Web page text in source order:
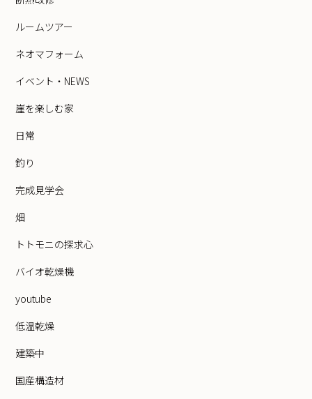
ルームツアー
ネオマフォーム
イベント・NEWS
崖を楽しむ家
日常
釣り
完成見学会
畑
トトモニの探求心
バイオ乾燥機
youtube
低温乾燥
建築中
国産構造材